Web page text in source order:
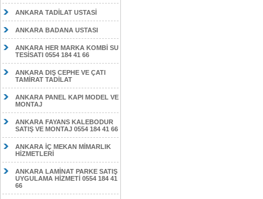
ANKARA TADİLAT USTASİ
ANKARA BADANA USTASI
ANKARA HER MARKA KOMBİ SU
TESİSATI 0554 184 41 66
ANKARA DIŞ CEPHE VE ÇATI
TAMİRAT TADİLAT
ANKARA PANEL KAPI MODEL VE
MONTAJ
ANKARA FAYANS KALEBODUR
SATIŞ VE MONTAJ 0554 184 41 66
ANKARA İÇ MEKAN MİMARLIK
HİZMETLERİ
ANKARA LAMİNAT PARKE SATIŞ
UYGULAMA HİZMETİ 0554 184 41
66